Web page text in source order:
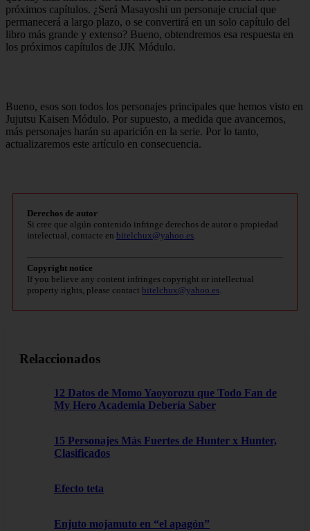
próximos capítulos. ¿Será Masayoshi un personaje crucial que
permanecerá a largo plazo, o se convertirá en un solo capítulo del
libro más grande y extenso? Bueno, obtendremos esa respuesta en
los próximos capítulos de JJK Módulo.
Bueno, esos son todos los personajes principales que hemos visto en
Jujutsu Kaisen Módulo. Por supuesto, a medida que avancemos,
más personajes harán su aparición en la serie. Por lo tanto,
actualizaremos este artículo en consecuencia.
Derechos de autor
Si cree que algún contenido infringe derechos de autor o propiedad
intelectual, contacte en bitelchux@yahoo.es.
Copyright notice
If you believe any content infringes copyright or intellectual
property rights, please contact bitelchux@yahoo.es.
Relaccionados
12 Datos de Momo Yaoyorozu que Todo Fan de
My Hero Academia Debería Saber
15 Personajes Más Fuertes de Hunter x Hunter,
Clasificados
Efecto teta
Enjuto mojamuto en “el apagón”